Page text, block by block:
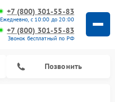
+7 (800) 301-55-83
Ежедневно, с 10:00 до 20:00
+7 (800) 301-55-83
Звонок бесплатный по РФ
Позвонить